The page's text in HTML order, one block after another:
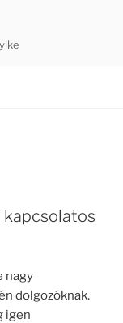
kapcsolatos
nagy
dolgozóknak.
igen